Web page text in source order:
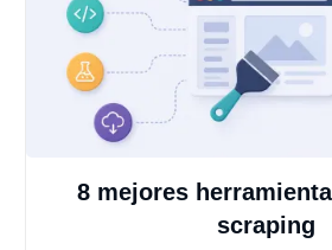
8 mejores
scraping